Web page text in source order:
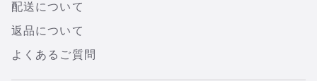
配送について
返品について
よくあるご質問